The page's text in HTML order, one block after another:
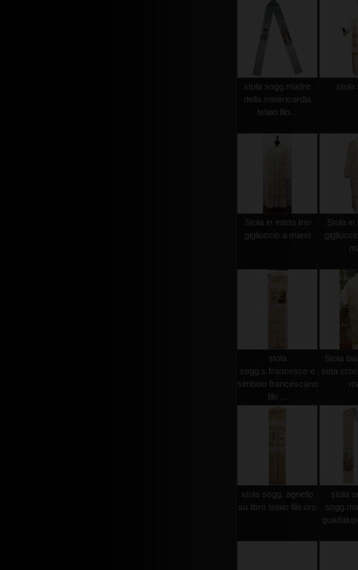
stola sogg.madre
della misericordia
telaio filo...
stola
Stola in misto lino
gigliuccio a mano
Stola in
stola
sogg.s.francesco e
simbolo francescano
filo ...
Stola
seta
stola sogg. agnello
su libro telaio filo oro
stola